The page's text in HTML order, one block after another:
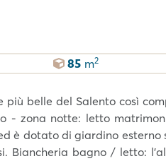
85 m2
più belle del Salento così
- zona notte: letto
è dotato di giardino esterno
Biancheria bagno / letto: